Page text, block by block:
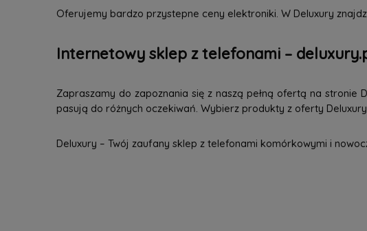
Oferujemy bardzo przystepne ceny elektroniki. W Deluxury
Internetowy sklep z telefonami –
Zapraszamy do zapoznania się z naszą pełną ofertą na
pasują do różnych oczekiwań. Wybierz produkty z oferty
Deluxury – Twój zaufany sklep z telefonami komórkowymi i